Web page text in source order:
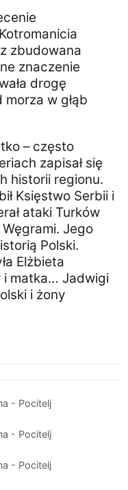
zbudowana
znaczenie
drogę
w głąb
– często
zapisał się
historii regionu.
Księstwo Serbii i
ataki Turków
Jego
Polski.
Elżbieta
i matka… Jadwigi
i żony